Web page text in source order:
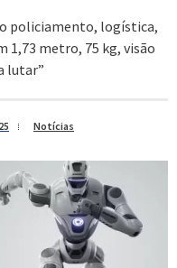
policiamento, logística,
1,73 metro, 75 kg, visão
lutar”
Notícias